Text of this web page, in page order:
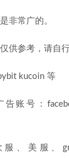
非常广的。
供参考，请自行
kucoin 等
账号：
、美服、